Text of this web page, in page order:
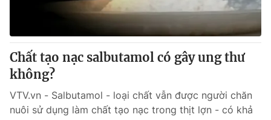
Chất tạo nạc salbutamol có gây ung thư
không?
VTV.vn - Salbutamol - loại chất vẫn được người chăn
nuôi sử dụng làm chất tạo nạc trong thịt lợn - có khả